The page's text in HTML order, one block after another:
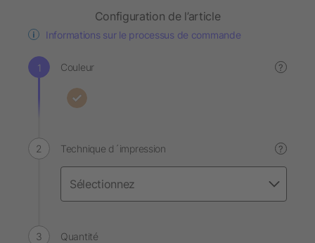
Configuration de l’article
Informations sur le processus de commande
Couleur ?
Technique d´impression ?
Quantité